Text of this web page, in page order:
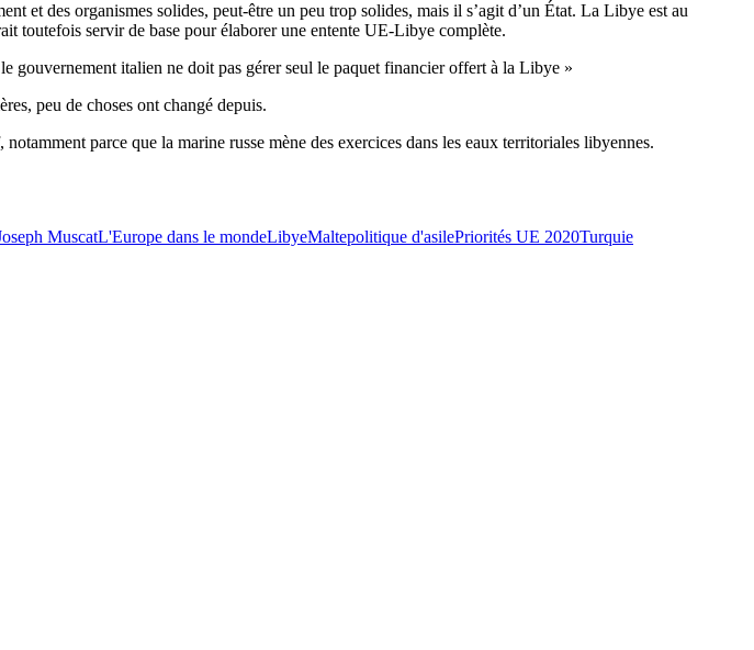
et des organismes solides, peut-être un peu trop solides, mais il s’agit d’un État. La Libye est au
toutefois servir de base pour élaborer une entente UE-Libye complète.
gouvernement italien ne doit pas gérer seul le paquet financier offert à la Libye »
peu de choses ont changé depuis.
parce que la marine russe mène des exercices dans les eaux territoriales libyennes.
MuscatL'Europe dans le mondeLibyeMaltepolitique d'asilePriorités UE 2020Turquie